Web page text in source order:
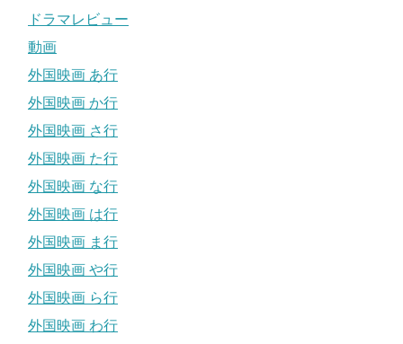
ドラマレビュー
動画
外国映画 あ行
外国映画 か行
外国映画 さ行
外国映画 た行
外国映画 な行
外国映画 は行
外国映画 ま行
外国映画 や行
外国映画 ら行
外国映画 わ行